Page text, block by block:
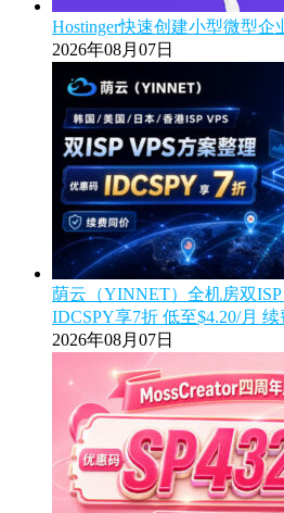
Hostinger快速创建小型微型企
2026年08月07日
荫云（YINNET）全机房双
IDCSPY享7折 低至$4.20/月
2026年08月07日